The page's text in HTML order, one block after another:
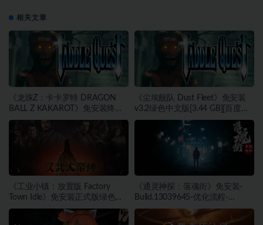
相关文章
《龙珠Z：卡卡罗特 DRAGON
BALL Z KAKAROT》免安装终极
版v2.02绿色中文版[46.97 GB][百
《尘埃舰队 Dust Fleet》免安装
v3.2绿色中文版[3.44 GB][百度网
盘]
《工业小镇：放置版 Factory
Town Idle》免安装正式版绿色中
文版[171 MB][百度网盘]
《通灵神探：落魂街》免安装-
Build.13039645-优化流程-
(STEAM官中)绿色中文版[6.03